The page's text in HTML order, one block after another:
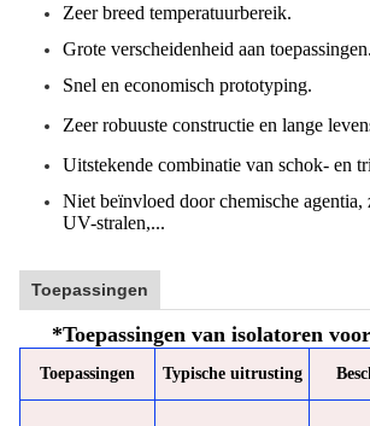
Zeer breed temperatuurbereik.
Grote verscheidenheid aan toepassingen.
Snel en economisch prototyping.
Zeer robuuste constructie en lange
Uitstekende combinatie van schok- en
Niet beïnvloed door chemische agentia,
UV-stralen,...
Toepassingen
*Toepassingen van isolatoren
Toepassingen Typische uitrusting